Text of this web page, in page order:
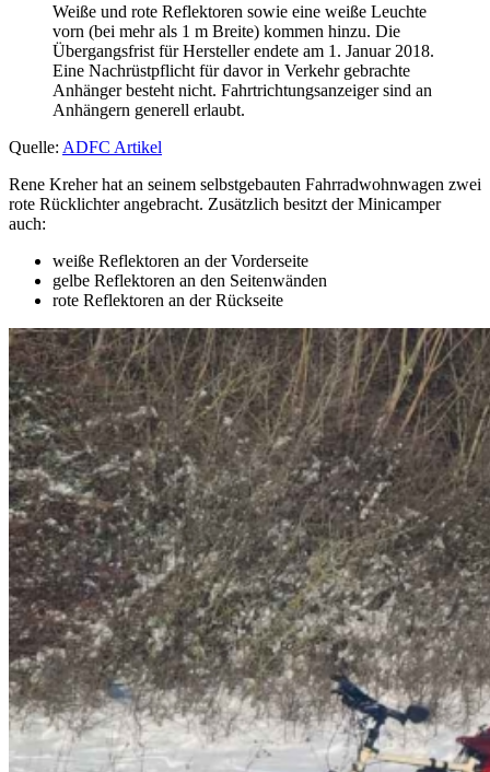
Weiße und rote Reflektoren sowie eine weiße Leuchte
vorn (bei mehr als 1 m Breite) kommen hinzu. Die
Übergangsfrist für Hersteller endete am 1. Januar 2018.
Eine Nachrüstpflicht für davor in Verkehr gebrachte
Anhänger besteht nicht. Fahrtrichtungsanzeiger sind an
Anhängern generell erlaubt.
Quelle: ADFC Artikel
Rene Kreher hat an seinem selbstgebauten Fahrradwohnwagen zwei
rote Rücklichter angebracht. Zusätzlich besitzt der Minicamper
auch:
weiße Reflektoren an der Vorderseite
gelbe Reflektoren an den Seitenwänden
rote Reflektoren an der Rückseite